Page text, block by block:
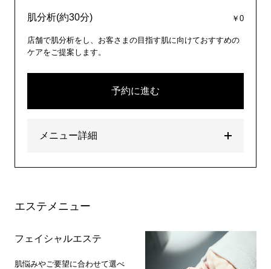
肌分析(約30分) ￥0
店舗で肌分析をし、お客さまの目指す肌に向けておすすめの
ケアをご提案します。
予約に進む
メニュー詳細
エステメニュー
フェイシャルエステ
肌悩みやご要望に合わせて選べ